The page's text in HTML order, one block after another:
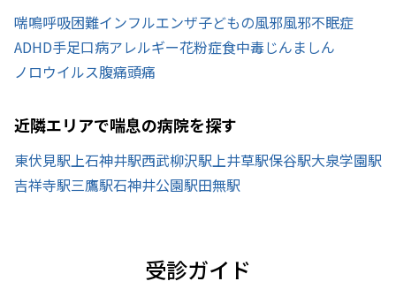
喘鳴呼吸困難インフルエンザ子どもの風邪風邪不眠症
ADHD手足口病アレルギー花粉症食中毒じんましん
ノロウイルス腹痛頭痛
近隣エリアで喘息の病院を探す
東伏見駅 上石神井駅西武柳沢駅 上井草駅保谷駅大泉学園駅
吉祥寺駅三鷹駅石神井公園駅田無駅
受診ガイド